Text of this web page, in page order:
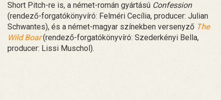
Short Pitch-re is, a német-román gyártású Confession
(rendező-forgatókönyvíró: Felméri Cecília, producer: Julian
Schwantes), és a német-magyar színekben versenyző The
Wild Boar(rendező-forgatókönyvíró: Szederkényi Bella,
producer: Lissi Muschol).